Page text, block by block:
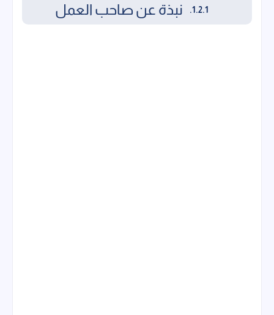
نبذة عن صاحب العمل